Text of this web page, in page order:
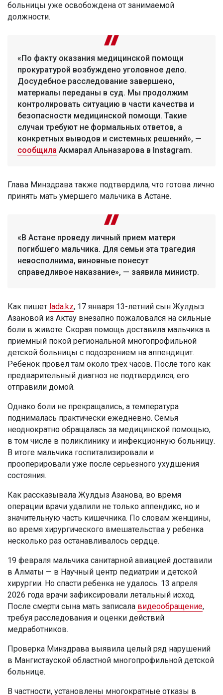
больницы уже освобождена от занимаемой
должности.
«По факту оказания медицинской помощи
прокуратурой возбуждено уголовное дело.
Досудебное расследование завершено,
материалы переданы в суд. Мы продолжим
контролировать ситуацию в части качества и
безопасности медицинской помощи. Такие
случаи требуют не формальных ответов, а
конкретных выводов и системных решений», —
сообщила Акмарал Альназарова в Instagram.
Глава Минздрава также подтвердила, что готова лично
принять мать умершего мальчика в Астане.
«В Астане проведу личный прием матери
погибшего мальчика. Для семьи эта трагедия
невосполнима, виновные понесут
справедливое наказание», — заявила министр.
Как пишет lada.kz, 17 января 13-летний сын Жулдыз
Азановой из Актау внезапно пожаловался на сильные
боли в животе. Скорая помощь доставила мальчика в
приемный покой региональной многопрофильной
детской больницы с подозрением на аппендицит.
Ребенок провел там около трех часов. После того как
предварительный диагноз не подтвердился, его
отправили домой.
Однако боли не прекращались, а температура
поднималась практически ежедневно. Семья
неоднократно обращалась за медицинской помощью,
в том числе в поликлинику и инфекционную больницу.
В итоге мальчика госпитализировали и
прооперировали уже после серьезного ухудшения
состояния.
Как рассказывала Жулдыз Азанова, во время
операции врачи удалили не только аппендикс, но и
значительную часть кишечника. По словам женщины,
во время хирургического вмешательства у ребенка
несколько раз останавливалось сердце.
19 февраля мальчика санитарной авиацией доставили
в Алматы — в Научный центр педиатрии и детской
хирургии. Но спасти ребенка не удалось. 13 апреля
2026 года врачи зафиксировали летальный исход.
После смерти сына мать записала видеообращение,
требуя расследования и оценки действий
медработников.
Проверка Минздрава выявила целый ряд нарушений
в Мангистауской областной многопрофильной детской
больнице.
В частности, установлены многократные отказы в